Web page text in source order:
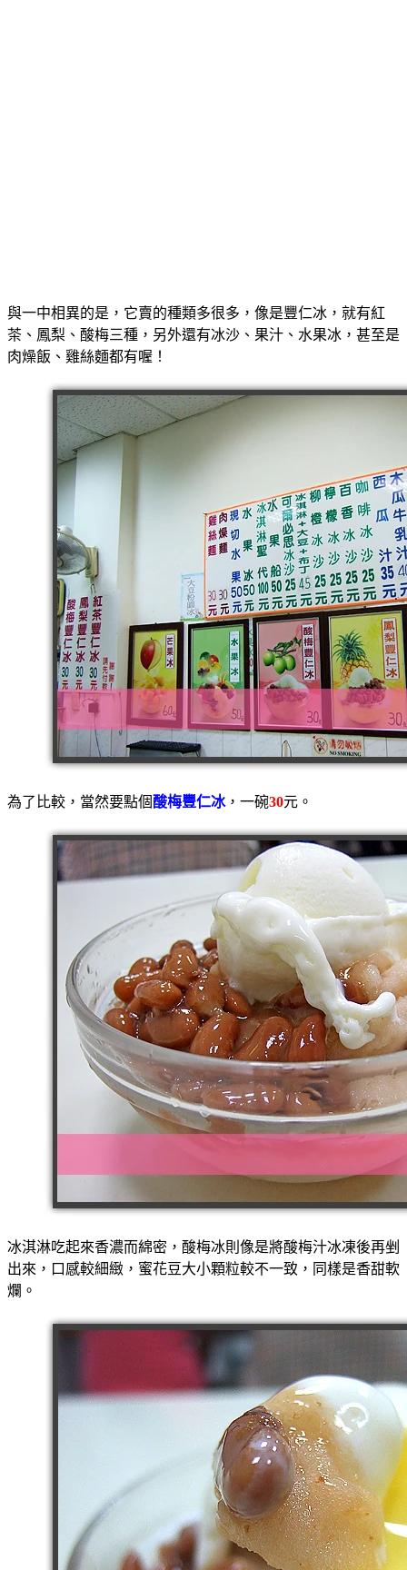
與一中相異的是，它賣的種類多很多，像是豐仁冰，就有紅
茶、鳳梨、酸梅三種，另外還有冰沙、果汁、水果冰，甚至是
肉燥飯、雞絲麵都有喔！
為了比較，當然要點個酸梅豐仁冰，一碗30元。
冰淇淋吃起來香濃而綿密，酸梅冰則像是將酸梅汁冰凍後再剉
出來，口感較細緻，蜜花豆大小顆粒較不一致，同樣是香甜軟
爛。